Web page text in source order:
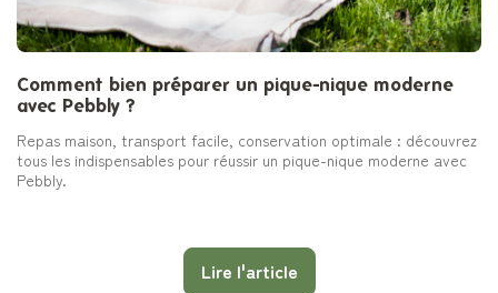
Comment bien préparer un pique-nique moderne
avec Pebbly ?
Repas maison, transport facile, conservation optimale : découvrez
tous les indispensables pour réussir un pique-nique moderne avec
Pebbly.
Lire l'article